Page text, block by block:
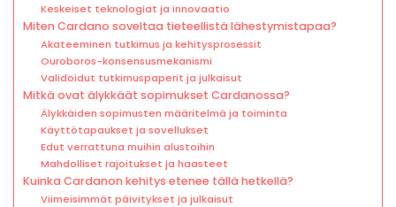
Keskeiset teknologiat ja innovaatio
Miten Cardano soveltaa tieteellistä lähestymistapaa?
Akateeminen tutkimus ja kehitysprosessit
Ouroboros-konsensusmekanismi
Validoidut tutkimuspaperit ja julkaisut
Mitkä ovat älykkäät sopimukset Cardanossa?
Älykkäiden sopimusten määritelmä ja toiminta
Käyttötapaukset ja sovellukset
Edut verrattuna muihin alustoihin
Mahdolliset rajoitukset ja haasteet
Kuinka Cardanon kehitys etenee tällä hetkellä?
Viimeisimmät päivitykset ja julkaisut